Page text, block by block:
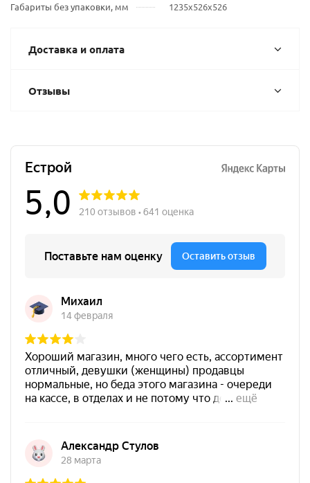
Габариты без упаковки, мм
1235x526x526
Доставка и оплата
Отзывы